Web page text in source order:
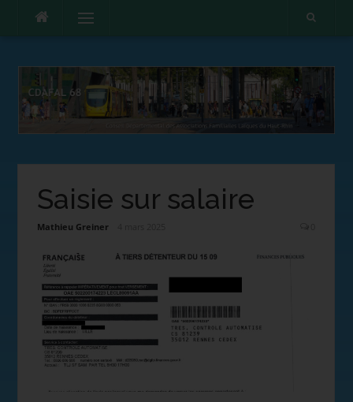
Menu
Saisie sur salaire
Mathieu Greiner